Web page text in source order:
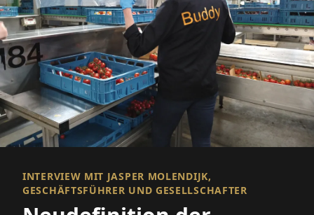
INTERVIEW MIT JASPER MOLENDIJK,
GESCHÄFTSFÜHRER UND GESELLSCHAFTER